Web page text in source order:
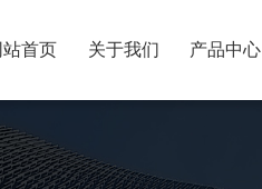
站首页 关于我们 产品中心